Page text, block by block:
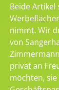
Beide
nimmt. Wir
von
privat an
möchten,